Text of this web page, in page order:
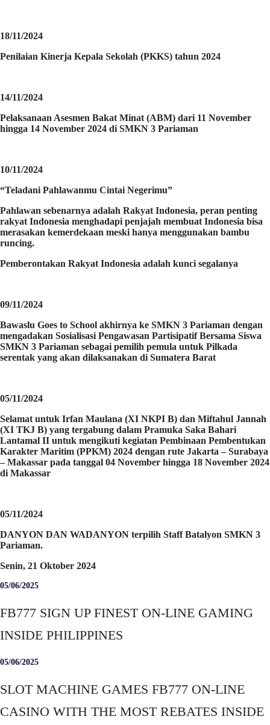
18/11/2024
Penilaian Kinerja Kepala Sekolah (PKKS) tahun 2024
14/11/2024
Pelaksanaan Asesmen Bakat Minat (ABM) dari 11 November
hingga 14 November 2024 di SMKN 3 Pariaman
10/11/2024
“Teladani Pahlawanmu Cintai Negerimu”
Pahlawan sebenarnya adalah Rakyat Indonesia, peran penting
rakyat Indonesia menghadapi penjajah membuat Indonesia bisa
merasakan kemerdekaan meski hanya menggunakan bambu
runcing.
Pemberontakan Rakyat Indonesia adalah kunci segalanya
09/11/2024
Bawaslu Goes to School akhirnya ke SMKN 3 Pariaman dengan
mengadakan Sosialisasi Pengawasan Partisipatif Bersama Siswa
SMKN 3 Pariaman sebagai pemilih pemula untuk Pilkada
serentak yang akan dilaksanakan di Sumatera Barat
05/11/2024
Selamat untuk Irfan Maulana (XI NKPI B) dan Miftahul Jannah
(XI TKJ B) yang tergabung dalam Pramuka Saka Bahari
Lantamal II untuk mengikuti kegiatan Pembinaan Pembentukan
Karakter Maritim (PPKM) 2024 dengan rute Jakarta – Surabaya
– Makassar pada tanggal 04 November hingga 18 November 2024
di Makassar
05/11/2024
DANYON DAN WADANYON terpilih Staff Batalyon SMKN 3
Pariaman.
Senin, 21 Oktober 2024
05/06/2025
FB777 SIGN UP FINEST ON-LINE GAMING
INSIDE PHILIPPINES
05/06/2025
SLOT MACHINE GAMES FB777 ON-LINE
CASINO WITH THE MOST REBATES INSIDE